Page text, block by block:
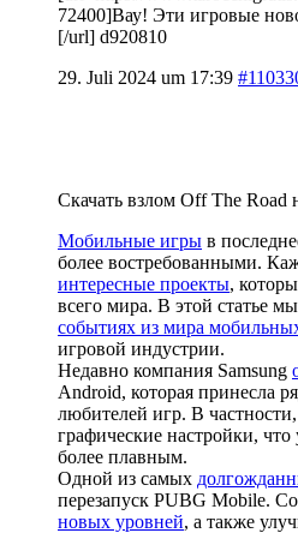
72400]Вау! Эти игровые
[/url] d920810
29. Juli 2024 um 17:39
Скачать взлом Off The Road
Мобильные игры в
более востребованными.
интересные проекты,
всего мира. В этой статье
событиях из мира
игровой индустрии.
Недавно компания Samsung
Android, которая принесла
любителей игр. В
графические настройки,
более плавным.
Одной из самых
перезапуск PUBG Mobile.
новых уровней, а также